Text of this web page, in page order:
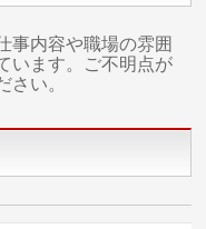
事内容や職場の雰囲
います。ご不明点が
さい。